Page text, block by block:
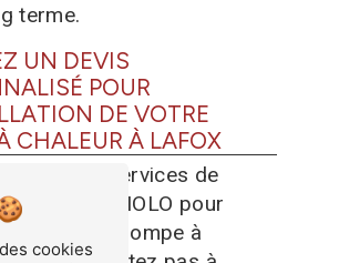
terme.
UN DEVIS
POUR
DE VOTRE
CHALEUR À LAFOX
des services de
MAGNOLO pour
de votre pompe à
cookies